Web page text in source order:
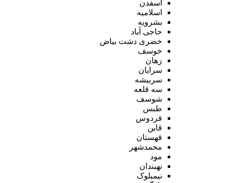
اسفدن
اسلامیه
بشرویه
حاجی آباد
خضری دشت بیاض
خوسف
زهان
سرایان
سربیشه
سه قلعه
شوسف
طبس
فردوس
قاین
قهستان
محمدشهر
مود
نهبندان
نیمبلوک